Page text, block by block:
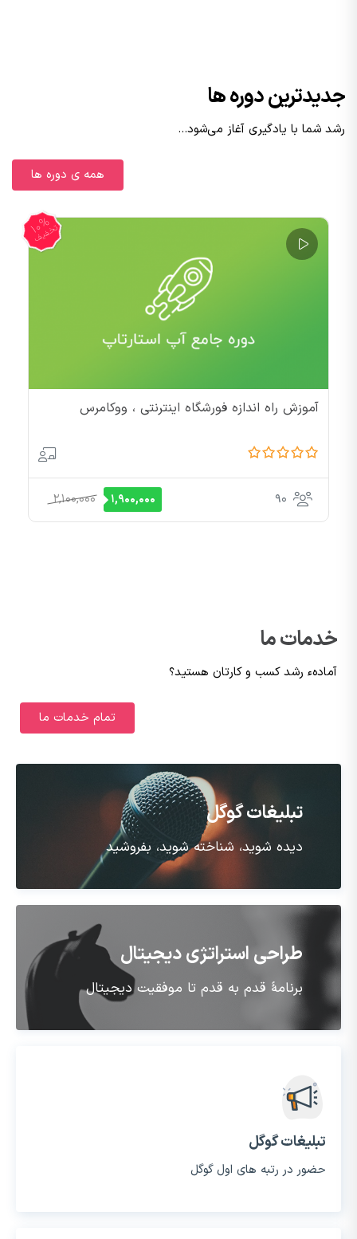
جدیدترین دوره‌ ها
رشد شما با یادگیری آغاز می‌شود...
همه ی دوره ها
10%
تخفیف
آموزش راه اندازه فورشگاه اینترنتی ، ووکامرس
90
2,100,000 1,900,000
خدمات ما
آمادهء رشد کسب و کارتان هستید؟
تمام خدمات ما
تبلیغات گوگل
دیده شوید، شناخته شوید، بفروشید
طراحی استراتژی دیجیتال
برنامۀ قدم به قدم تا موفقیت دیجیتال
تبلیغات گوگل
حضور در رتبه های اول گوگل